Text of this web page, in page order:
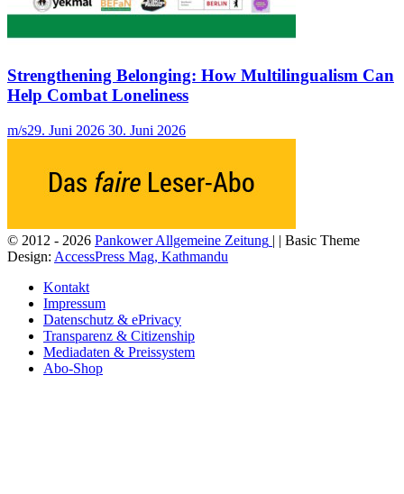
Strengthening Belonging: How Multilingualism Can
Help Combat Loneliness
m/s29. Juni 2026 30. Juni 2026
© 2012 - 2026 Pankower Allgemeine Zeitung | | Basic Theme
Design: AccessPress Mag, Kathmandu
Kontakt
Impressum
Datenschutz & ePrivacy
Transparenz & Citizenship
Mediadaten & Preissystem
Abo-Shop